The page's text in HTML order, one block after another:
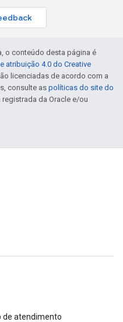
o conteúdo desta página é
atribuição 4.0 do Creative
licenciadas de acordo com a
consulte aspolíticas do site do
registrada da Oracle e/ou
de atendimento